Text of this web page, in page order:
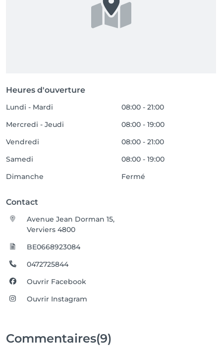
Heures d'ouverture
Lundi - Mardi
08:00 - 21:00
Mercredi - Jeudi
08:00 - 19:00
Vendredi
08:00 - 21:00
Samedi
08:00 - 19:00
Dimanche
Fermé
Contact
Avenue Jean Dorman 15,
Verviers 4800
BE0668923084
0472725844
Ouvrir Facebook
Ouvrir Instagram
Commentaires(9)